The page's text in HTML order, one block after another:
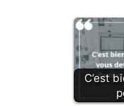
C’est